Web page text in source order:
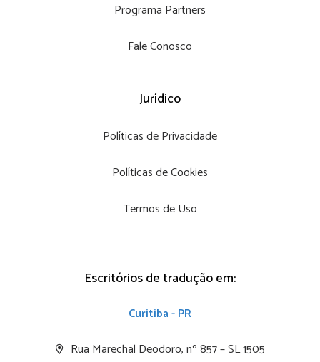
Programa Partners
Fale Conosco
Jurídico
Políticas de Privacidade
Políticas de Cookies
Termos de Uso
Escritórios de tradução em:
Curitiba - PR
Rua Marechal Deodoro, nº 857 – SL 1505